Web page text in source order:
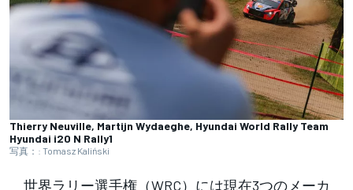
Thierry Neuville, Martijn Wydaeghe, Hyundai World Rally Team
Hyundai i20 N Rally1
写真：: Tomasz Kaliński
世界ラリー選手権（WRC）には現在3つのメーカ